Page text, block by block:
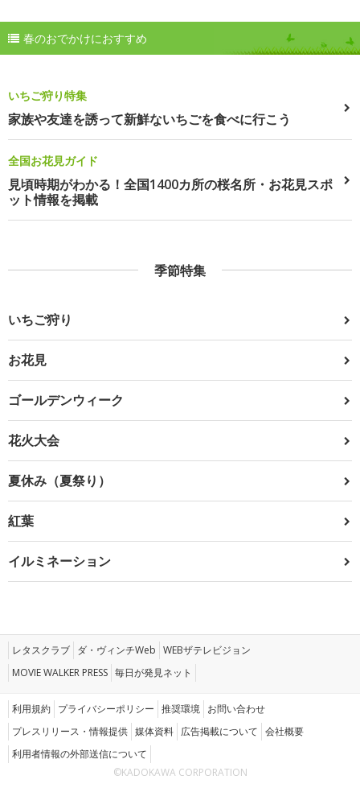
春のおでかけにおすすめ
いちご狩り特集
家族や友達を誘って新鮮ないちごを食べに行こう
全国お花見ガイド
見頃時期がわかる！全国1400カ所の桜名所・お花見スポ
ット情報を掲載
季節特集
いちご狩り
お花見
ゴールデンウィーク
花火大会
夏休み（夏祭り）
紅葉
イルミネーション
レタスクラブ ダ・ヴィンチWeb WEBザテレビジョン
MOVIE WALKER PRESS 毎日が発見ネット
利用規約 プライバシーポリシー 推奨環境 お問い合わせ
プレスリリース・情報提供 媒体資料 広告掲載について 会社概要
利用者情報の外部送信について
©KADOKAWA CORPORATION